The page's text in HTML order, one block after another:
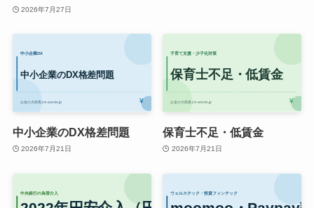
2026年7月27日
中小企業のDX格差問題
2026年7月21日
保育士不足・低賃金
2026年7月21日